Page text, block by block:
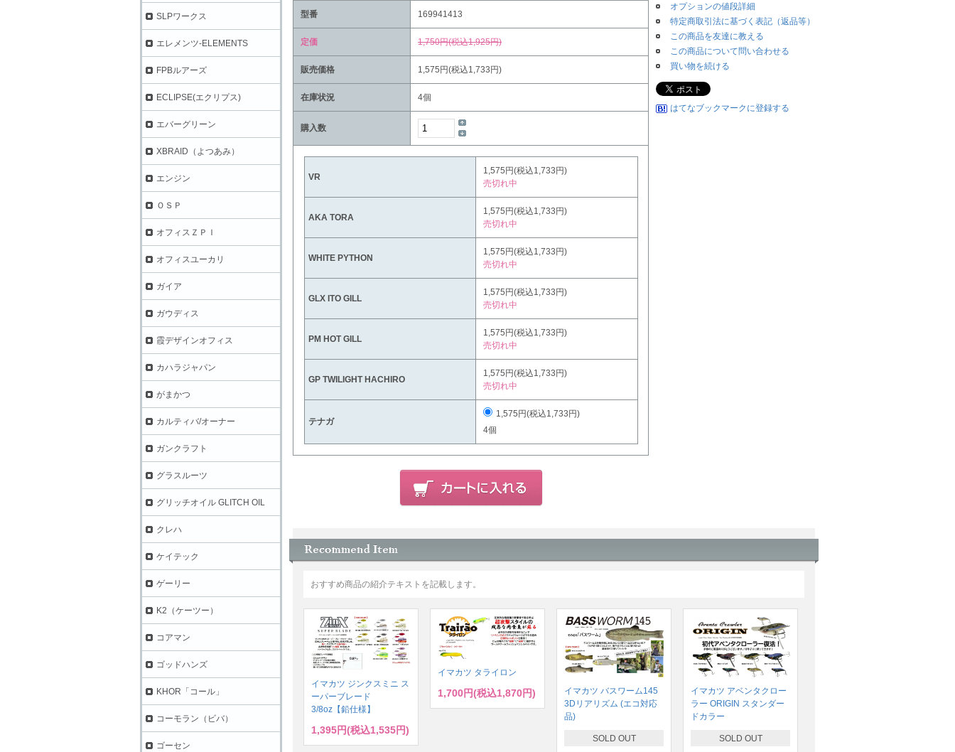
型番 169941413
定価 1,750円(税込1,925円)
販売価格 1,575円(税込1,733円)
在庫状況 4個
購入数
VR
1,575円(税込1,733円)
売切れ中
AKA TORA
1,575円(税込1,733円)
売切れ中
WHITE PYTHON
1,575円(税込1,733円)
売切れ中
GLX ITO GILL
1,575円(税込1,733円)
売切れ中
PM HOT GILL
1,575円(税込1,733円)
売切れ中
GP TWILIGHT HACHIRO
1,575円(税込1,733円)
売切れ中
テナガ
1,575円(税込1,733円)
4個
オプションの値段詳細
特定商取引法に基づく表記（返品等）
この商品を友達に教える
この商品について問い合わせる
買い物を続ける
はてなブックマークに登録する
おすすめ商品の紹介テキストを記載します。
イマカツ ジンクスミニ ス
ーパーブレード
3/8oz【鉛仕様】
1,395円(税込1,535円)
イマカツ タライロン
1,700円(税込1,870円)
イマカツ バスワーム145
3Dリアリズム (エコ対応
品)
SOLD OUT
イマカツ アベンタクロー
ラー ORIGIN スタンダー
ドカラー
SOLD OUT
SLPワークス
エレメンツ-ELEMENTS
FPBルアーズ
ECLIPSE(エクリプス)
エバーグリーン
XBRAID（よつあみ）
エンジン
ＯＳＰ
オフィスＺＰＩ
オフィスユーカリ
ガイア
ガウディス
霞デザインオフィス
カハラジャパン
がまかつ
カルティバ/オーナー
ガンクラフト
グラスルーツ
グリッチオイル GLITCH OIL
クレハ
ケイテック
ゲーリー
K2（ケーツー）
コアマン
ゴッドハンズ
KHOR「コール」
コーモラン（ビバ）
ゴーセン